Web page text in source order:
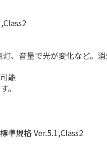
、音量で光が変化など。消
能
。
規格 Ver.5.1,Class2